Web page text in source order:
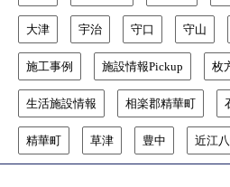
大津 宇治 守口 守山
施工事例 施設情報Pickup 枚
生活施設情報 相楽郡精華町
精華町 草津 豊中 近江